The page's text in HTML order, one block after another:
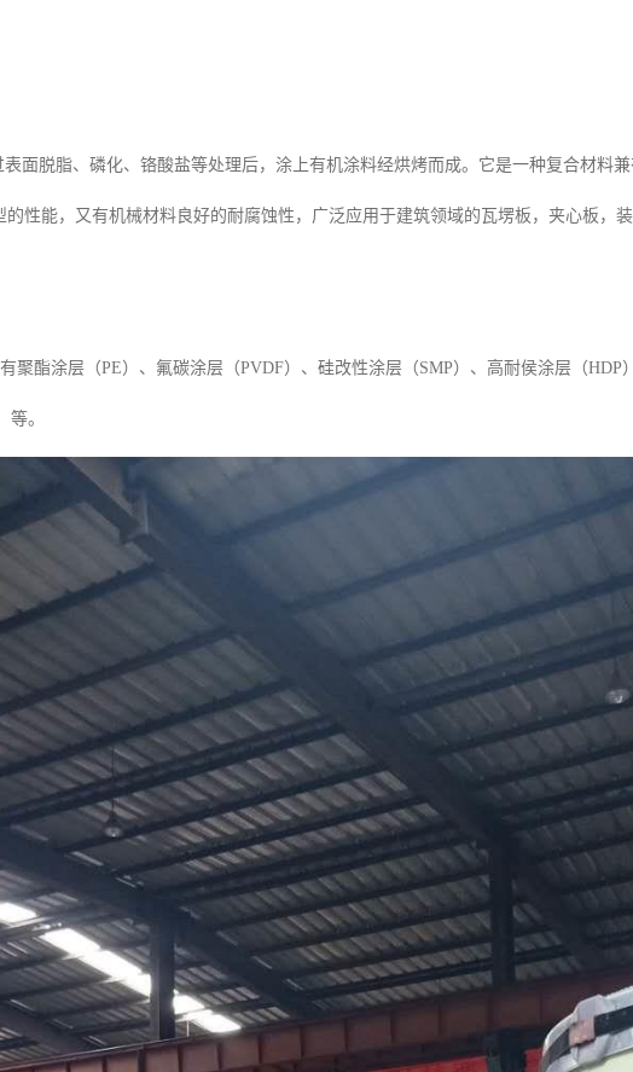
面脱脂、磷化、铬酸盐等处理后，涂上有机涂料经烘烤而成。它是一种复合材料
性能，又有机械材料良好的耐腐蚀性，广泛应用于建筑领域的瓦塄板，夹心板，装
聚酯涂层（PE）、氟碳涂层（PVDF）、硅改性涂层（SMP）、高耐侯涂层（HDP
。